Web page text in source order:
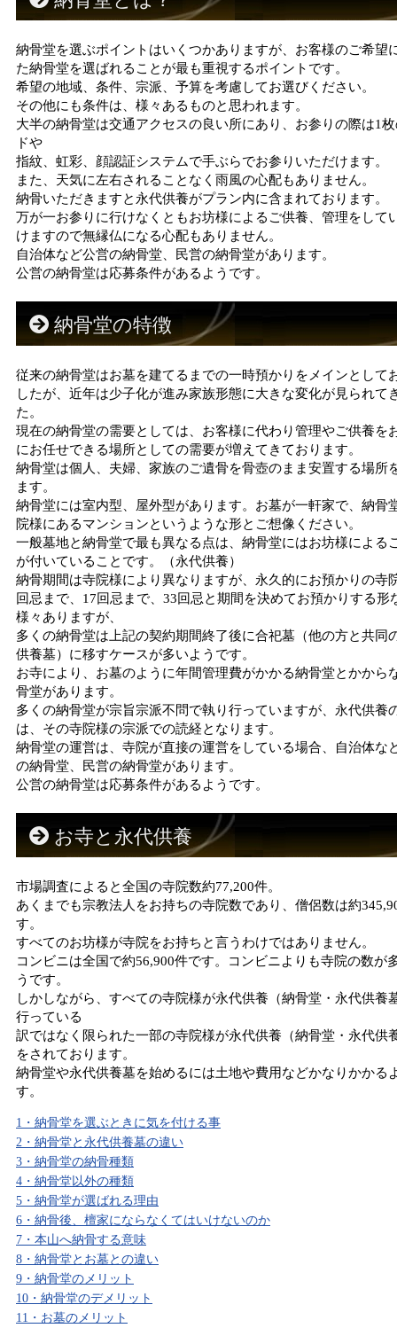
納骨堂を選ぶポイントはいくつかありますが、お客様のご希望
た納骨堂を選ばれることが最も重視するポイントです。
希望の地域、条件、宗派、予算を考慮してお選びください。
その他にも条件は、様々あるものと思われます。
大半の納骨堂は交通アクセスの良い所にあり、お参りの際は1
ドや
指紋、虹彩、顔認証システムで手ぶらでお参りいただけます。
また、天気に左右されることなく雨風の心配もありません。
納骨いただきますと永代供養がプラン内に含まれております。
万が一お参りに行けなくともお坊様によるご供養、管理をして
けますので無縁仏になる心配もありません。
自治体など公営の納骨堂、民営の納骨堂があります。
公営の納骨堂は応募条件があるようです。
納骨堂の特徴
従来の納骨堂はお墓を建てるまでの一時預かりをメインとして
したが、近年は少子化が進み家族形態に大きな変化が見られて
た。
現在の納骨堂の需要としては、お客様に代わり管理やご供養を
にお任せできる場所としての需要が増えてきております。
納骨堂は個人、夫婦、家族のご遺骨を骨壺のまま安置する場所
ます。
納骨堂には室内型、屋外型があります。お墓が一軒家で、納骨
院様にあるマンションというような形とご想像ください。
一般墓地と納骨堂で最も異なる点は、納骨堂にはお坊様による
が付いていることです。（永代供養）
納骨期間は寺院様により異なりますが、永久的にお預かりの寺
回忌まで、17回忌まで、33回忌と期間を決めてお預かりする形
様々ありますが、
多くの納骨堂は上記の契約期間終了後に合祀墓（他の方と共同
供養墓）に移すケースが多いようです。
お寺により、お墓のように年間管理費がかかる納骨堂とかから
骨堂があります。
多くの納骨堂が宗旨宗派不問で執り行っていますが、永代供養
は、その寺院様の宗派での読経となります。
納骨堂の運営は、寺院が直接の運営をしている場合、自治体な
の納骨堂、民営の納骨堂があります。
公営の納骨堂は応募条件があるようです。
お寺と永代供養
市場調査によると全国の寺院数約77,200件。
あくまでも宗教法人をお持ちの寺院数であり、僧侶数は約
す。
すべてのお坊様が寺院をお持ちと言うわけではありません。
コンビニは全国で約56,900件です。コンビニよりも寺院の数が
うです。
しかしながら、すべての寺院様が永代供養（納骨堂・永代供養
行っている
訳ではなく限られた一部の寺院様が永代供養（納骨堂・永代供
をされております。
納骨堂や永代供養墓を始めるには土地や費用などかなりかかる
す。
1・納骨堂を選ぶときに気を付ける事
2・納骨堂と永代供養墓の違い
3・納骨堂の納骨種類
4・納骨堂以外の種類
5・納骨堂が選ばれる理由
6・納骨後、檀家にならなくてはいけないのか
7・本山へ納骨する意味
8・納骨堂とお墓との違い
9・納骨堂のメリット
10・納骨堂のデメリット
11・お墓のメリット